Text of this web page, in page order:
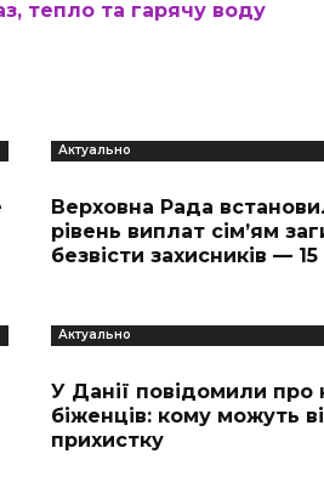
тепло та гарячу воду
Актуально
Верховна Рада
рівень виплат сім’ям
безвісти захисників —
Актуально
У Данії повідомили про
біженців: кому можуть
прихистку